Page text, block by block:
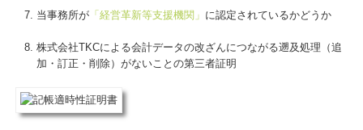
メディカルニュース
経営革新等支援機関とは
TKCシステムQ&A
当事務所が 「経営革新等支援機関」 に認定されているかどうか
株式会社TKCによる会計データの改ざんにつながる遡及処理（追
加・訂正・削除）がないことの第三者証明